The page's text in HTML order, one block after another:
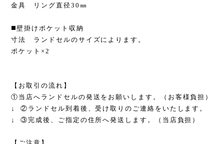
金具 リング直径30㎜
◼️壁掛けポケット収納
寸法 ランドセルのサイズによります。
ポケット×2
【お取引の流れ】
①当店へランドセルの発送をお願いします。（お客様負担）
↓ ②ランドセル到着後、受け取りのご連絡をいたします。
↓ ③完成後、ご指定の住所へ発送します。（当店負担）